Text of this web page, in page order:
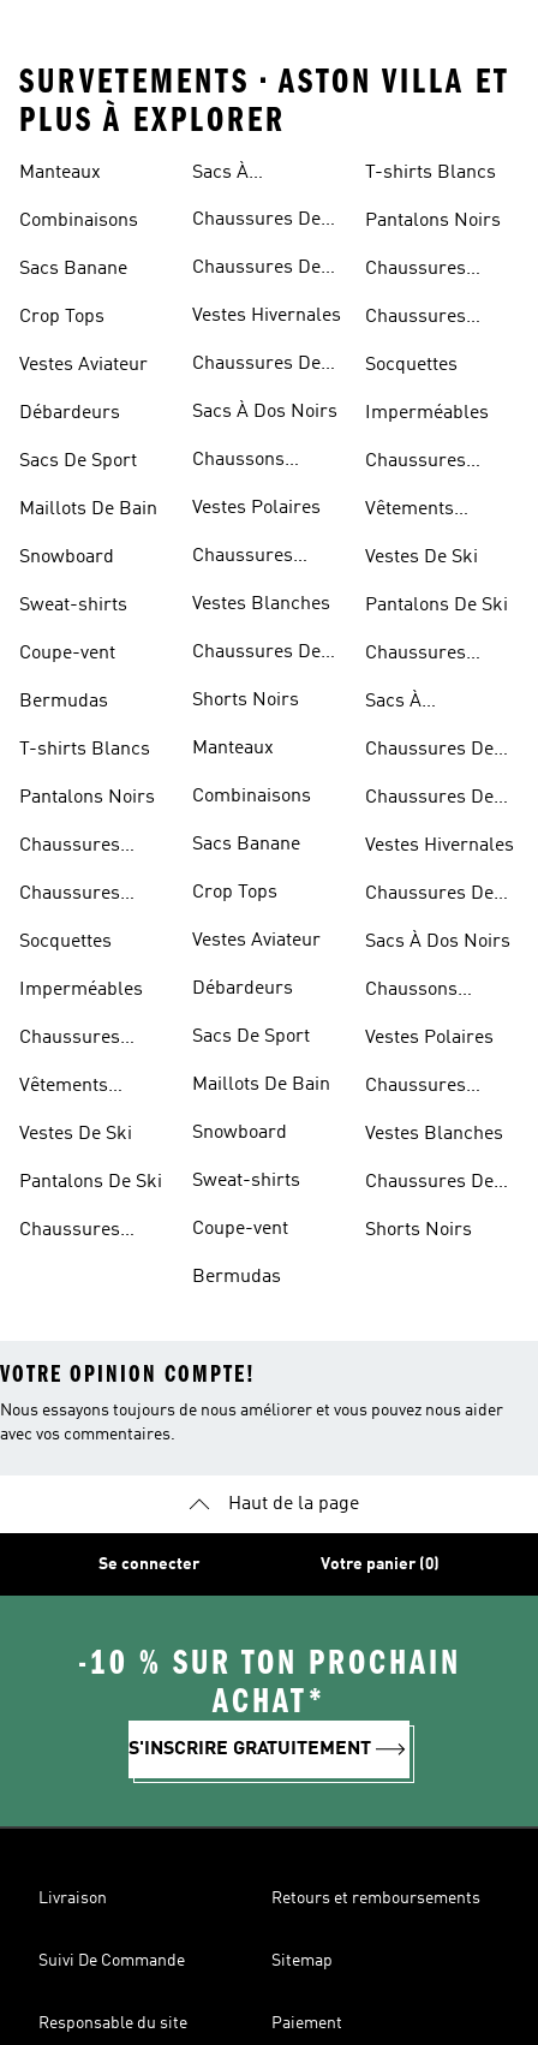
SURVETEMENTS • ASTON VILLA ET
PLUS À EXPLORER
Manteaux
Combinaisons
Sacs Banane
Crop Tops
Vestes Aviateur
Débardeurs
Sacs De Sport
Maillots De Bain
Snowboard
Sweat-shirts
Coupe-vent
Bermudas
T-shirts Blancs
Pantalons Noirs
Chaussures
Chaussures
Socquettes
Imperméables
Chaussures
Vêtements
Vestes De Ski
Pantalons De Ski
Chaussures
Sacs À
Chaussures De
Chaussures De
Vestes Hivernales
Chaussures De
Sacs À Dos Noirs
Chaussons
Vestes Polaires
Chaussures
Vestes Blanches
Chaussures De
Shorts Noirs
Manteaux
Combinaisons
Sacs Banane
Crop Tops
Vestes Aviateur
Débardeurs
Sacs De Sport
Maillots De Bain
Snowboard
Sweat-shirts
Coupe-vent
Bermudas
T-shirts Blancs
Pantalons Noirs
Chaussures
Chaussures
Socquettes
Imperméables
Chaussures
Vêtements
Vestes De Ski
Pantalons De Ski
Chaussures
Sacs À
Chaussures De
Chaussures De
Vestes Hivernales
Chaussures De
Sacs À Dos Noirs
Chaussons
Vestes Polaires
Chaussures
Vestes Blanches
Chaussures De
Shorts Noirs
VOTRE OPINION COMPTE!
Nous essayons toujours de nous améliorer et vous pouvez nous aider
avec vos commentaires.
Haut de la page
Se connecter Votre panier (0)
-10 % SUR TON PROCHAIN
ACHAT*
S'INSCRIRE GRATUITEMENT
Livraison Retours et remboursements
Suivi De Commande Sitemap
Responsable du site Paiement